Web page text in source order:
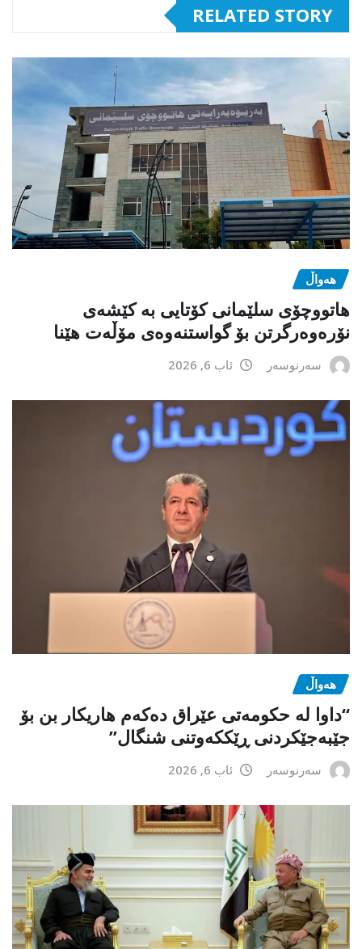
RELATED STORY
هەواڵ
هاتووچۆی سلێمانی کۆتایی بە کێشەی
نۆرەوەرگرتن بۆ گواستنەوەی مۆڵەت هێنا
سەرنوسەر ئاب 6, 2026
هەواڵ
“داوا لە حكومەتی عێراق دەكەم هاریكار بن بۆ
جێبەجێكردنی ڕێككەوتنی شنگال”
سەرنوسەر ئاب 6, 2026